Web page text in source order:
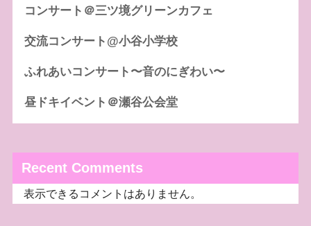
コンサート＠三ツ境グリーンカフェ
交流コンサート@小谷小学校
ふれあいコンサート〜音のにぎわい〜
昼ドキイベント＠瀬谷公会堂
Recent Comments
表示できるコメントはありません。